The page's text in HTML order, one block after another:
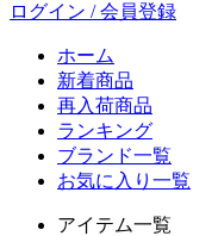
ログイン / 会員登録
ホーム
新着商品
再入荷商品
ランキング
ブランド一覧
お気に入り一覧
アイテム一覧